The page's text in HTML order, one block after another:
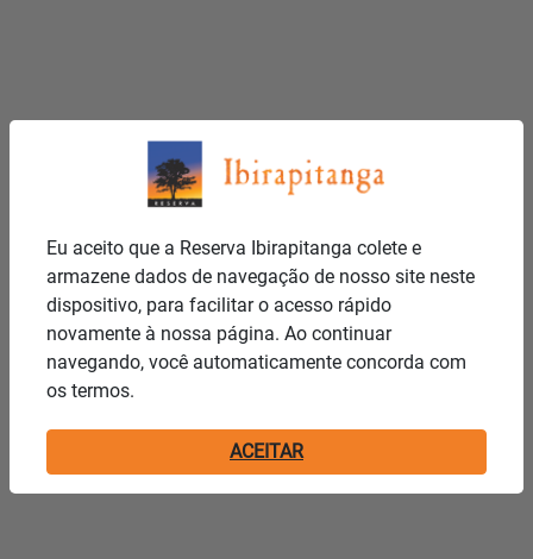
Eu aceito que a Reserva Ibirapitanga colete e
armazene dados de navegação de nosso site neste
dispositivo, para facilitar o acesso rápido
novamente à nossa página. Ao continuar
navegando, você automaticamente concorda com
os termos.
ACEITAR